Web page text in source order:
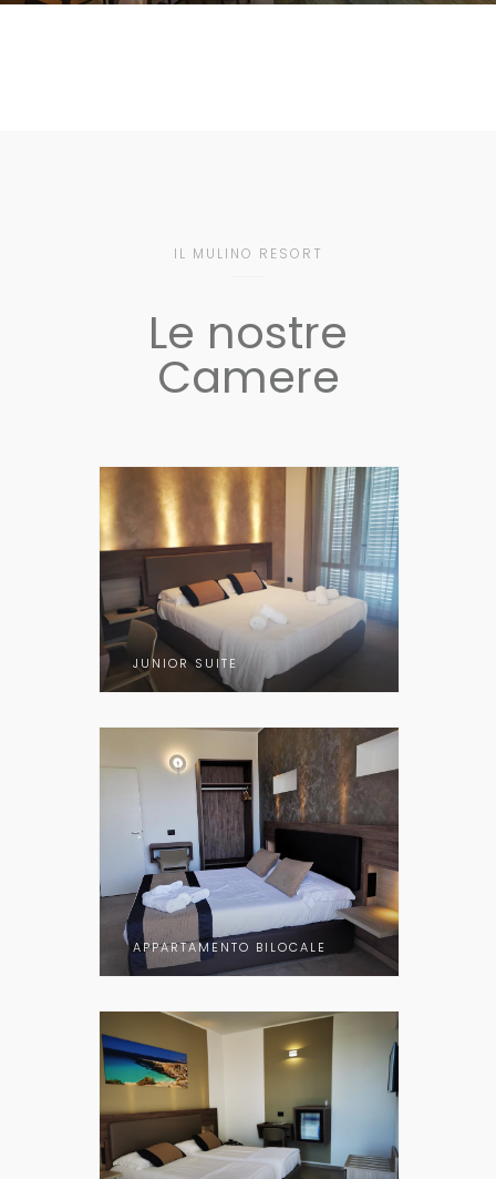
IL MULINO RESORT
Le nostre
Camere
JUNIOR SUITE
APPARTAMENTO BILOCALE